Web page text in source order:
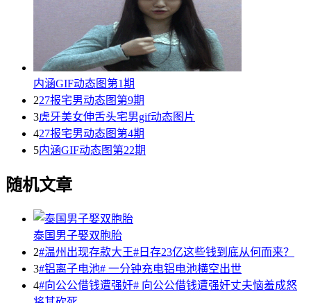
内涵GIF动态图第1期
227报宅男动态图第9期
3虎牙美女伸舌头宅男gif动态图片
427报宅男动态图第4期
5内涵GIF动态图第22期
随机文章
泰国男子娶双胞胎
2#温州出现存款大王#日存23亿这些钱到底从何而来？
3#铝离子电池# 一分钟充电铝电池横空出世
4#向公公借钱遭强奸# 向公公借钱遭强奸丈夫恼羞成怒